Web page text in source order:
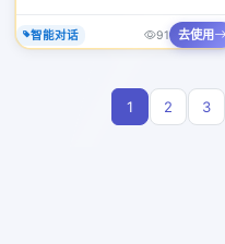
智能对话 91 去使用
1 2 3